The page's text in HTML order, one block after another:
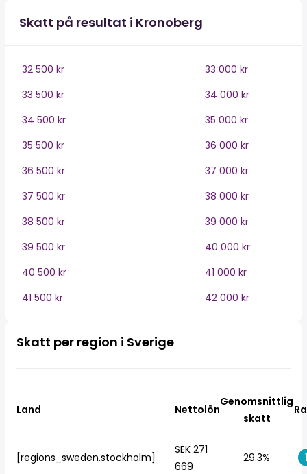
Skatt på resultat i Kronoberg
32 500 kr
33 000 kr
33 500 kr
34 000 kr
34 500 kr
35 000 kr
35 500 kr
36 000 kr
36 500 kr
37 000 kr
37 500 kr
38 000 kr
38 500 kr
39 000 kr
39 500 kr
40 000 kr
40 500 kr
41 000 kr
41 500 kr
42 000 kr
Skatt per region i Sverige
Land Nettolön
Genomsnittlig
skatt
[regions_sweden.stockholm]
SEK 271
669
29.3%